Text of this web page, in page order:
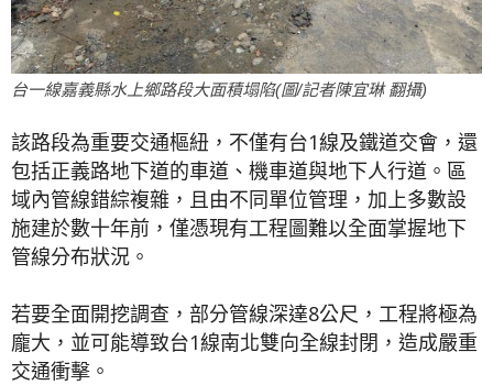
台一線嘉義縣水上鄉路段大面積塌陷(圖/記者陳宜琳 翻攝)
該路段為重要交通樞紐，不僅有台1線及鐵道交會，還
包括正義路地下道的車道、機車道與地下人行道。區
域內管線錯綜複雜，且由不同單位管理，加上多數設
施建於數十年前，僅憑現有工程圖難以全面掌握地下
管線分布狀況。
若要全面開挖調查，部分管線深達8公尺，工程將極為
龐大，並可能導致台1線南北雙向全線封閉，造成嚴重
交通衝擊。